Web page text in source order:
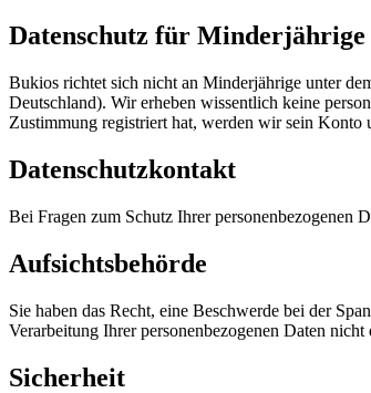
Datenschutz für Minderjährige
Bukios richtet sich nicht an Minderjährige unter
Deutschland). Wir erheben wissentlich keine
Zustimmung registriert hat, werden wir sein Konto
Datenschutzkontakt
Bei Fragen zum Schutz Ihrer personenbezogenen
Aufsichtsbehörde
Sie haben das Recht, eine Beschwerde bei der
Verarbeitung Ihrer personenbezogenen Daten
Sicherheit